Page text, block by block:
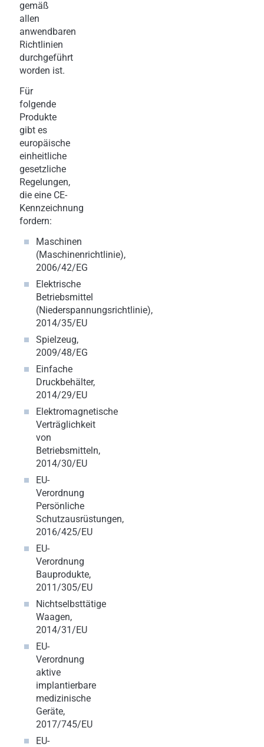
gemäß
allen
anwendbaren
Richtlinien
durchgeführt
worden ist.
Für
folgende
Produkte
gibt es
europäische
einheitliche
gesetzliche
Regelungen,
die eine CE-
Kennzeichnung
fordern:
Maschinen
(Maschinenrichtlinie),
2006/42/EG
Elektrische
Betriebsmittel
(Niederspannungsrichtlinie),
2014/35/EU
Spielzeug,
2009/48/EG
Einfache
Druckbehälter,
2014/29/EU
Elektromagnetische
Verträglichkeit
von
Betriebsmitteln,
2014/30/EU
EU-
Verordnung
Persönliche
Schutzausrüstungen,
2016/425/EU
EU-
Verordnung
Bauprodukte,
2011/305/EU
Nichtselbsttätige
Waagen,
2014/31/EU
EU-
Verordnung
aktive
implantierbare
medizinische
Geräte,
2017/745/EU
EU-